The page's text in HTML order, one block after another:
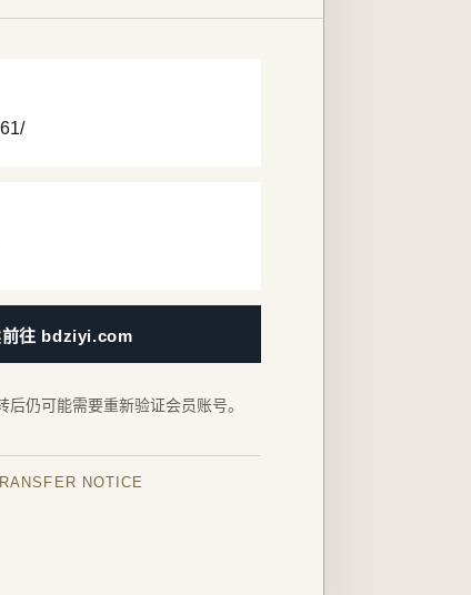
前往 bdziyi.com
仍可能需要重新验证会员账号。
NOTICE